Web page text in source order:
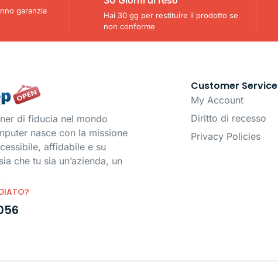
garanzia
Hai 30 gg per restituire il prodotto se
non conforme
di fiducia nel mondo
nasce con la missione
affidabile e su
che tu sia un’azienda, un
Customer Service
My Account
Diritto di recesso
Privacy Policies